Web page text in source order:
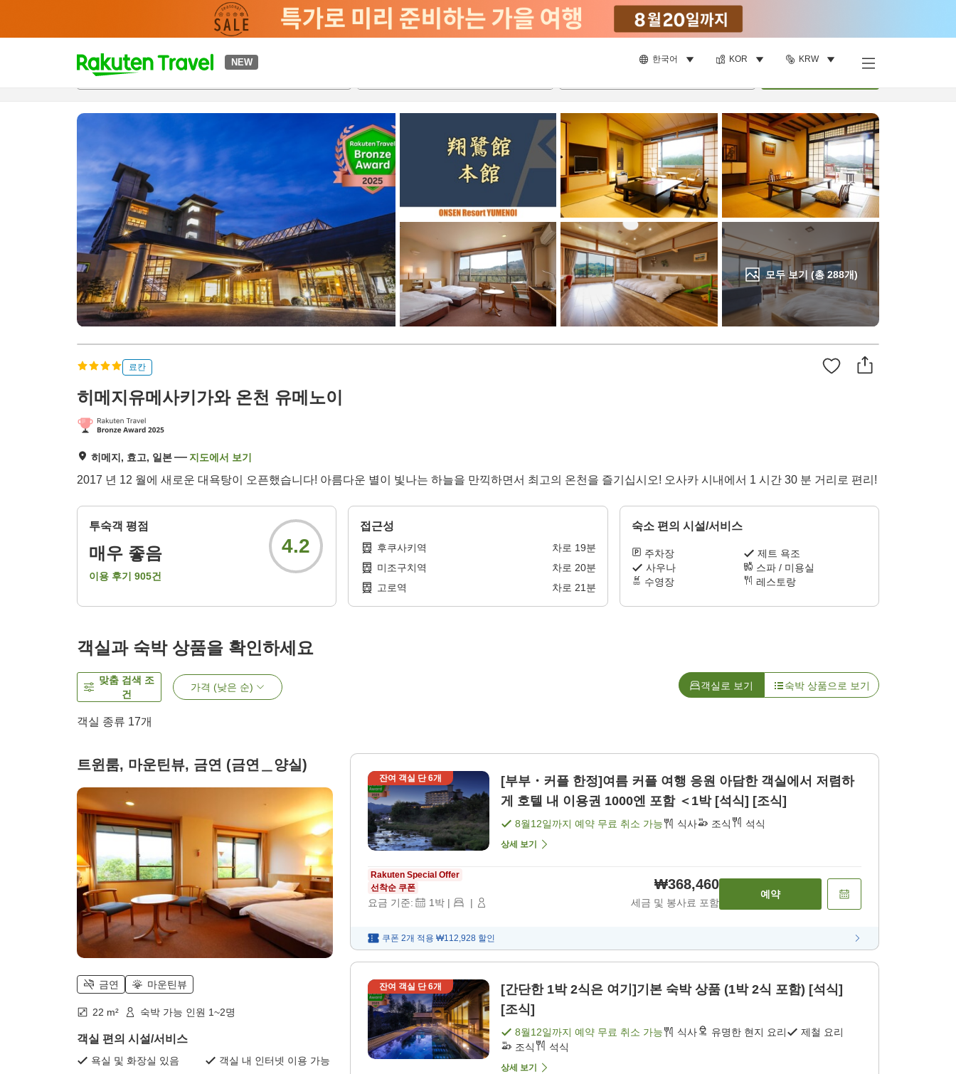
NEW 한국어 KOR KRW
t
p
a
a
r
c
h
모두 보기 (총288개)
개요객실 & 숙박 상품이용 후기 편의 시설/서비스
료칸
히메지유메사키가와 온천 유메노이
히메지, 효고, 일본 지도에서 보기
2017 년 12 월에 새로운 대욕탕이 오픈했습니다! 아름다운 별이 빛나는 하늘을 만끽하면서 최고의 온천을 즐기십시오! 오사카 시내에서 1 시간 30 분 거리로 편리!
투숙객 평점
매우 좋음
이용 후기 905건
4.2
접근성
후쿠사키역 차로 19분
미조구치역
차로 20분
고로역
차로 21분
숙소 편의 시설/서비스
주차장
제트 욕조
사우나
스파 / 미용실
수영장
레스토랑
객실과 숙박 상품을 확인하세요
맞춤 검색 조
건
가격 (낮은 순) 객실로 보기 숙박 상품으로 보기
객실 종류 17개
트윈룸, 마운틴뷰, 금연 (금연＿양실)
금연 마운틴뷰
22 m² 숙박 가능 인원 1~2명
객실 편의 시설/서비스
욕실 및 화장실 있음
객실 내 인터넷 이용 가능
잔여 객실 단6개
[부부・커플 한정]여름 커플 여행 응원 아담한 객실에서 저렴하
게 호텔 내 이용권 1000엔 포함 ＜1박 [석식] [조식]
8월12일까지 예약 무료 취소 가능 식사 조식 석식
상세 보기
Rakuten Special Offer
선착순 쿠폰
요금 기준: 1박 | |
₩368,460
세금 및 봉사료 포함
예약
쿠폰 2개 적용 ₩112,928 할인
잔여 객실 단6개
[간단한 1박 2식은 여기]기본 숙박 상품 (1박 2식 포함) [석식]
[조식]
8월12일까지 예약 무료 취소 가능 식사 유명한 현지 요리
제철 요리
조식
석식
상세 보기